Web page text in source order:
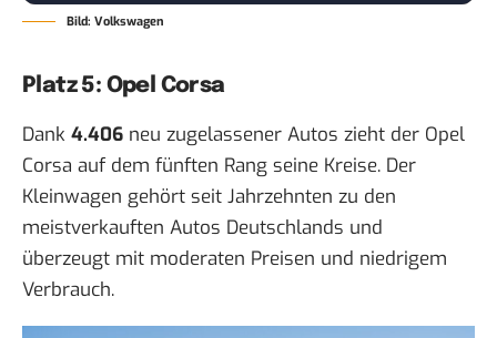
Bild: Volkswagen
Platz 5: Opel Corsa
Dank 4.406 neu zugelassener Autos zieht der Opel
Corsa auf dem fünften Rang seine Kreise. Der
Kleinwagen gehört seit Jahrzehnten zu den
meistverkauften Autos Deutschlands und
überzeugt mit moderaten Preisen und niedrigem
Verbrauch.